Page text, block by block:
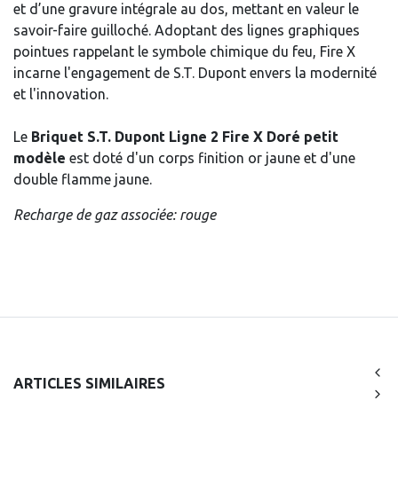
et d’une gravure intégrale au dos, mettant en valeur le
savoir-faire guilloché. Adoptant des lignes graphiques
pointues rappelant le symbole chimique du feu, Fire X
incarne l'engagement de S.T. Dupont envers la modernité
et l'innovation.
Le Briquet S.T. Dupont Ligne 2 Fire X Doré petit
modèle est doté d'un corps finition or jaune et d'une
double flamme jaune.
Recharge de gaz associée: rouge
ARTICLES SIMILAIRES